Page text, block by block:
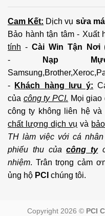
Cam Kết: Dịch vụ sửa
Bảo hành tận tâm - Xuất
tính - Cài Win Tận Nơi
- Nạp
- Khách hàng lưu ý:
của công ty PCI. Mọi giao
công ty không liên hệ
chất lượng dịch vụ và
TH làm việc với cá
phiếu thu củacông ty
nhiệm . Trân trọng cảm
ủng hộ PCI chúng tôi.
Copyright 2026 © PCI